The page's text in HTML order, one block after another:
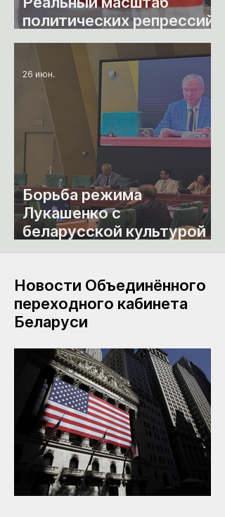
политических репрессий
в Беларуси
Борьба режима
Лукашенко с
беларусской культурой
масштабы
26 июн.
Новости Объединённого
переходного кабинета
Беларуси